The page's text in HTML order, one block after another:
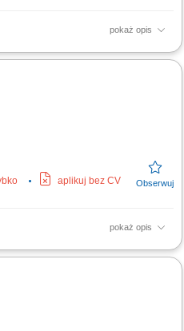
pokaż opis
z resztą ekipy
aplikuj bez CV
pokaż opis
i organizacja pracy;